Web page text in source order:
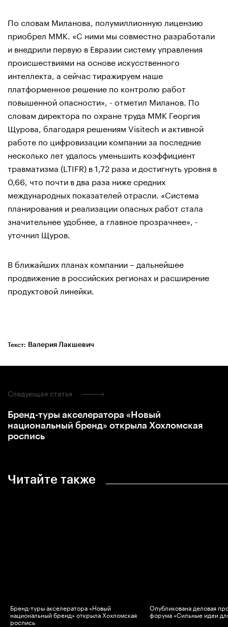
По словам Миланова, полумиллионную лицензию
приобрел ММК. «С ними мы совместно разработали
и внедрили первую в Евразии систему управления
происшествиями на основе искусственного
интеллекта, а сейчас тиражируем наше
платформенное решение по контролю работ
повышенной опасности», - отметил Миланов. По
словам директора по охране труда ММК Георгия
Щурова, благодаря решениям Visitech и активной
работе по цифровизации компании за последние
несколько лет удалось уменьшить коэффициент
травматизма (LTIFR) в 1,72 раза и достигнуть уровня в
0,66, что почти в два раза ниже средних
международных показателей отрасли. «Система
планирования и реализации опасных работ стала
значительнее удобнее, а главное прозрачнее», -
уточнил Щуров.
В ближайших планах компании – дальнейшее
продвижение в российских регионах и расширение
продуктовой линейки.
Текст: Валерия Лакшевич
Читайте также
Бренд-туры акселератора «Новый
национальный бренд» открыла Хохломская
роспись
Опубликована деловая
форума «Сильные идеи
Следующая статья
Бренд-туры акселератора «Новый
национальный бренд» открыла Хохломская
роспись